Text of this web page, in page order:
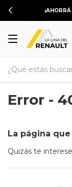
Error -
La página
Quizás te